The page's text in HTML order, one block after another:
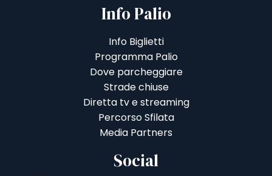
Info Palio
Info Biglietti
Programma Palio
Dove parcheggiare
Strade chiuse
Diretta tv e streaming
Percorso Sfilata
Media Partners
Social